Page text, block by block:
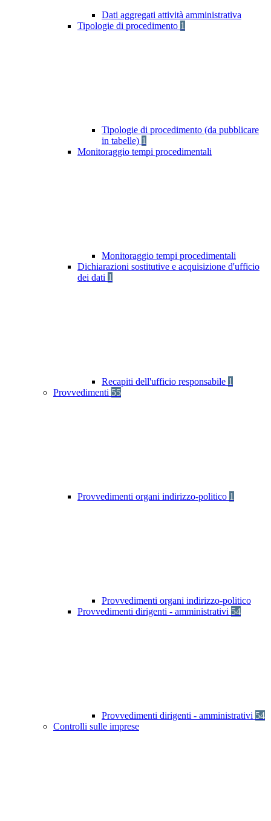
Dati aggregati attività amministrativa
Tipologie di procedimento 1
Tipologie di procedimento (da pubblicare
in tabelle) 1
Monitoraggio tempi procedimentali
Monitoraggio tempi procedimentali
Dichiarazioni sostitutive e acquisizione d'ufficio
dei dati 1
Recapiti dell'ufficio responsabile 1
Provvedimenti 55
Provvedimenti organi indirizzo-politico 1
Provvedimenti organi indirizzo-politico
Provvedimenti dirigenti - amministrativi 54
Provvedimenti dirigenti - amministrativi 54
Controlli sulle imprese